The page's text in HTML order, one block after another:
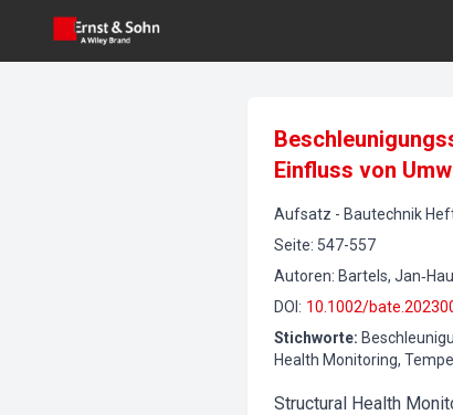
Einfluss von
Aufsatz - Bautechnik
Seite: 547-557
Autoren: Bartels,
DOI : 10.1002/
Stichworte:
Health Monitoring,
Structural Health